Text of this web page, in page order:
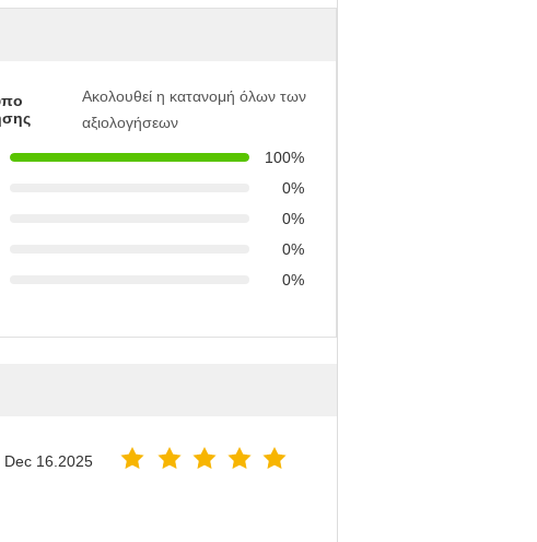
Ακολουθεί η κατανομή όλων των
αξιολογήσεων
100%
0%
0%
0%
0%
Dec 16.2025